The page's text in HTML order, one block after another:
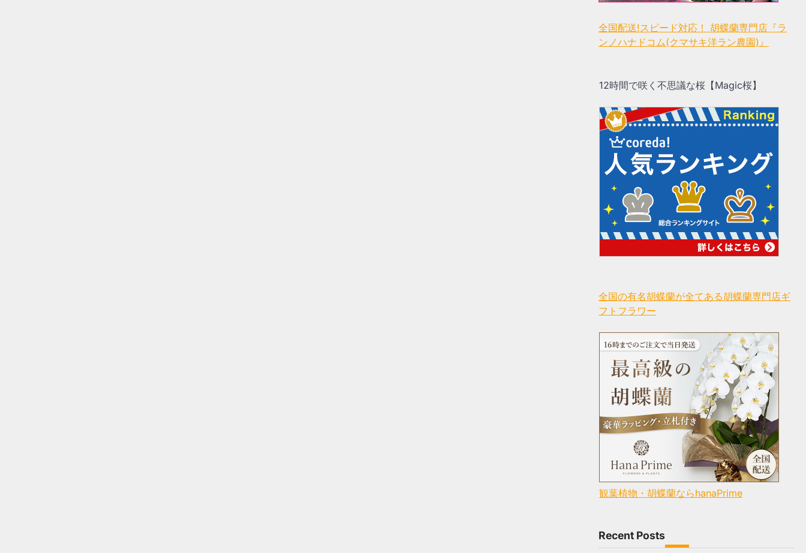
全国配送!スピード対応！ 胡蝶蘭専門店『ラ
ンノハナドコム(クマサキ洋ラン農園)』
12時間で咲く不思議な桜【Magic桜】
全国の有名胡蝶蘭が全てある胡蝶蘭専門店ギ
フトフラワー
観葉植物・胡蝶蘭ならhanaPrime
Recent Posts